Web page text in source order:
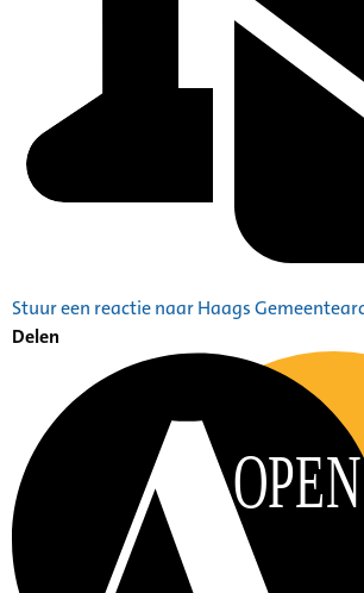
Stuur een reactie naar Haags
Delen
OPEN